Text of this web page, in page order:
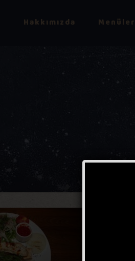
Hakkımızda Menüler